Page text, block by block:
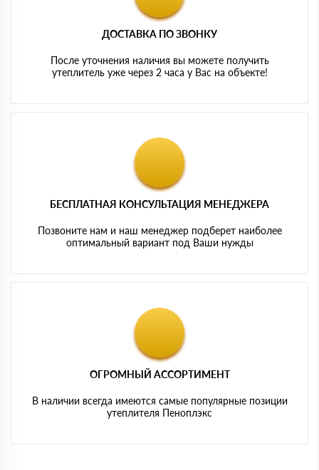
ДОСТАВКА ПО ЗВОНКУ
После уточнения наличия вы можете получить
утеплитель уже через 2 часа у Вас на объекте!
БЕСПЛАТНАЯ КОНСУЛЬТАЦИЯ МЕНЕДЖЕРА
Позвоните нам и наш менеджер подберет наиболее
оптимальный вариант под Ваши нужды
ОГРОМНЫЙ АССОРТИМЕНТ
В наличии всегда имеются самые популярные позиции
утеплителя Пеноплэкс